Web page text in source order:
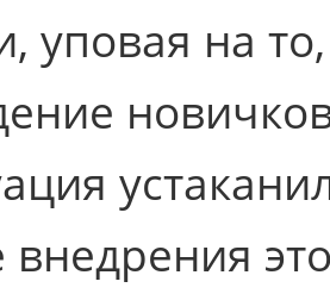
уповая на
внедрения